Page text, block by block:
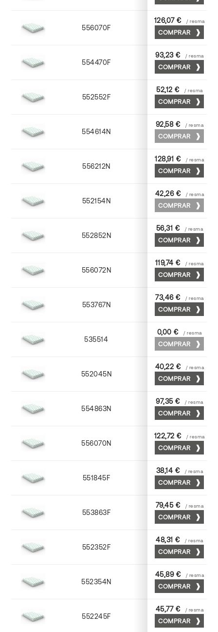
556070F 70 x 100
126,07 € / resma
COMPRAR
554470F 70 x 100
93,23 € / resma
COMPRAR
552552F 52 x 70
52,12 € / resma
COMPRAR
554614N 72 x 102
92,58 € / resma
COMPRAR
556212N 72 x 102
128,91 € / resma
COMPRAR
552154N 52 x 70
42,26 € / resma
COMPRAR
552852N 52 x 70
56,31 € / resma
COMPRAR
556072N 70 x 100
119,74 € / resma
COMPRAR
553767N 65 x 90
73,46 € / resma
COMPRAR
535514 72 x 102
0,00 € / resma
COMPRAR
552045N 45 x 64
40,22 € / resma
COMPRAR
554863N 63 x 88
97,35 € / resma
COMPRAR
556070N 70 x 100
122,72 € / resma
COMPRAR
551845F 45 x 64
38,14 € / resma
COMPRAR
553863F 63 x 88
79,45 € / resma
COMPRAR
552352F 52 x 70
48,31 € / resma
COMPRAR
552354N 52 x 70
45,89 € / resma
COMPRAR
552245F 45 x 64
45,77 € / resma
COMPRAR